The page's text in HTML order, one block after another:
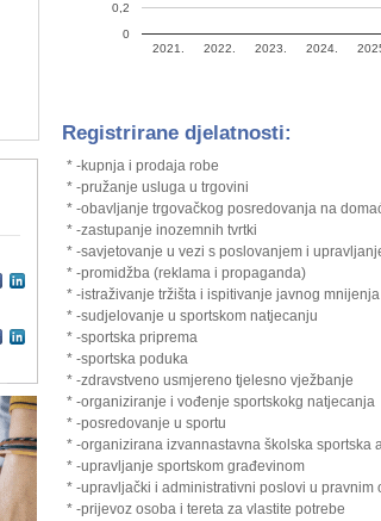
2021. 2022. 2023. 2024.
0
0,2
Registrirane djelatnosti:
* -kupnja i prodaja robe
* -pružanje usluga u trgovini
* -obavljanje trgovačkog posredovanja na
* -zastupanje inozemnih tvrtki
* -savjetovanje u vezi s poslovanjem i
* -promidžba (reklama i propaganda)
* -istraživanje tržišta i ispitivanje javnog mnijenja
* -sudjelovanje u sportskom natjecanju
* -sportska priprema
* -sportska poduka
* -zdravstveno usmjereno tjelesno vježbanje
* -organiziranje i vođenje sportskokg natjecanja
* -posredovanje u sportu
* -organizirana izvannastavna školska sportska
* -upravljanje sportskom građevinom
* -upravljački i administrativni poslovi u pravnim
* -prijevoz osoba i tereta za vlastite potrebe